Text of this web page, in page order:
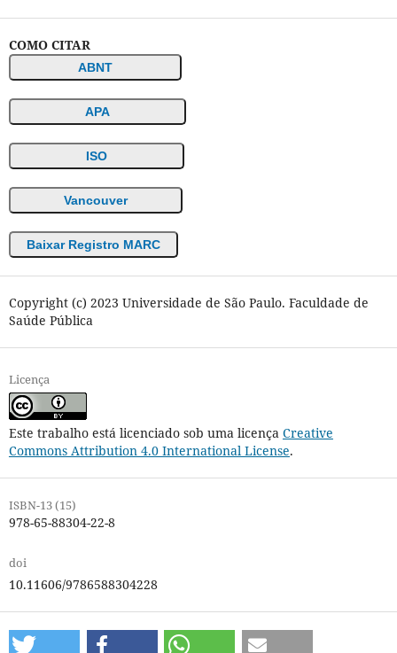
COMO CITAR
ABNT
APA
ISO
Vancouver
Baixar Registro MARC
Copyright (c) 2023 Universidade de São Paulo. Faculdade de
Saúde Pública
Licença
Este trabalho está licenciado sob uma licença Creative
Commons Attribution 4.0 International License.
ISBN-13 (15)
978-65-88304-22-8
doi
10.11606/9786588304228